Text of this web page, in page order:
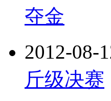
夺金
2012-08-
斤级决赛